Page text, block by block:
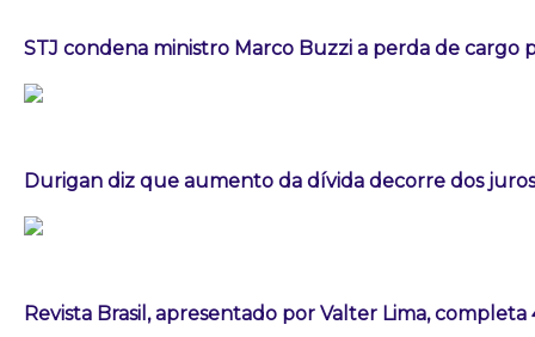
STJ condena ministro Marco Buzzi a perda de cargo
Durigan diz que aumento da dívida decorre dos
Revista Brasil, apresentado por Valter Lima, completa